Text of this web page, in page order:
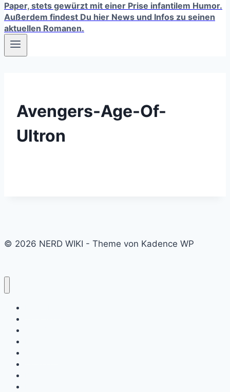
Paper, stets gewürzt mit einer Prise infantilem Humor.
Außerdem findest Du hier News und Infos zu seinen
aktuellen Romanen.
Avengers-Age-Of-
Ultron
© 2026 NERD WIKI - Theme von Kadence WP